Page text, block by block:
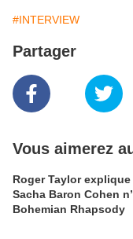
#INTERVIEW
Partager
Vous aimerez
Roger Taylor
Sacha Baron Cohen
Bohemian Rhapsody